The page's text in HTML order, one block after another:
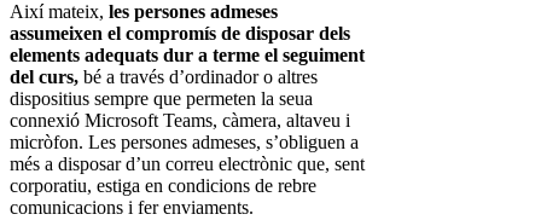
Així mateix, les persones admeses
assumeixen el compromís de disposar dels
elements adequats dur a terme el seguiment
del curs, bé a través d’ordinador o altres
dispositius sempre que permeten la seua
connexió Microsoft Teams, càmera, altaveu i
micròfon. Les persones admeses, s’obliguen a
més a disposar d’un correu electrònic que, sent
corporatiu, estiga en condicions de rebre
comunicacions i fer enviaments.